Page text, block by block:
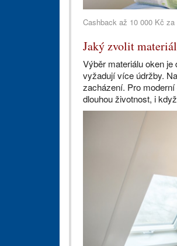
Cashback až 10 000 Kč
Jaký zvolit
Výběr materiálu oken
vyžadují více údržby.
zacházení. Pro
dlouhou životnost, i